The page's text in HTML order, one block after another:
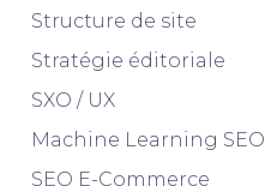
Structure de site
Stratégie éditoriale
SXO / UX
Machine Learning SEO
SEO E-Commerce